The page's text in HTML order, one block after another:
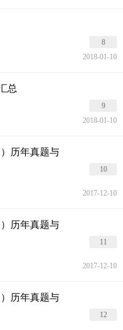
8
2018-01-10
总
9
2018-01-10
历年真题与
10
2017-12-10
历年真题与
11
2017-12-10
历年真题与
12